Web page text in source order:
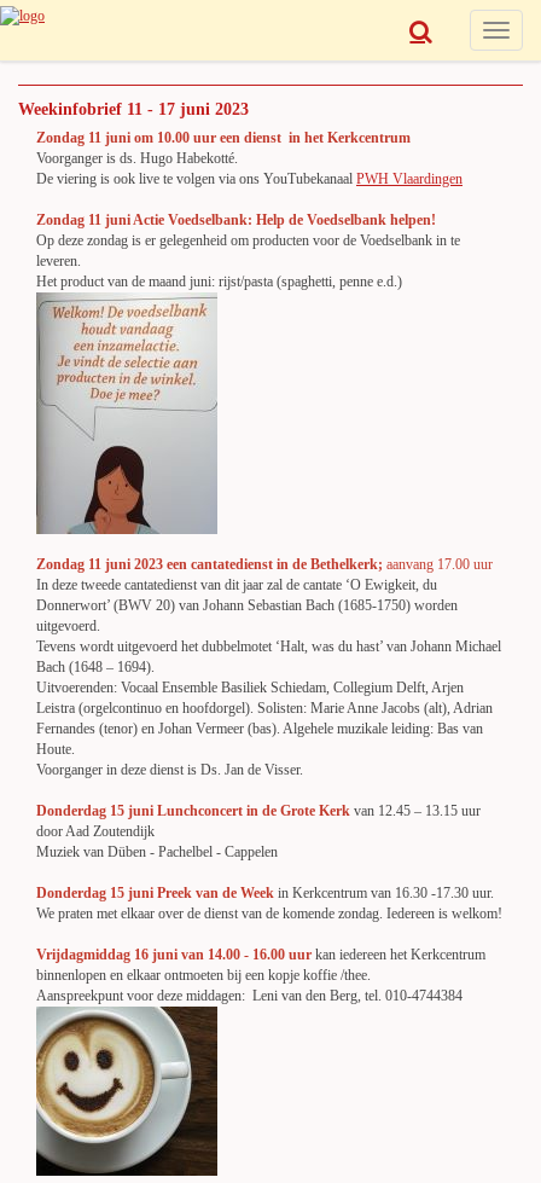
Toggle
Weekinfobrief 11 - 17 juni 2023
Zondag 11 juni om 10.00 uur een dienst in het Kerkcentrum
Voorganger is ds. Hugo Habekotté.
De viering is ook live te volgen via ons YouTubekanaal PWH Vlaardingen
Zondag 11 juni Actie Voedselbank: Help de Voedselbank helpen!
Op deze zondag is er gelegenheid om producten voor de Voedselbank in te
leveren.
Het product van de maand juni: rijst/pasta (spaghetti, penne e.d.)
Zondag 11 juni 2023 een cantatedienst in de Bethelkerk; aanvang 17.00 uur
In deze tweede cantatedienst van dit jaar zal de cantate ‘O Ewigkeit, du
Donnerwort’ (BWV 20) van Johann Sebastian Bach (1685-1750) worden
uitgevoerd.
Tevens wordt uitgevoerd het dubbelmotet ‘Halt, was du hast’ van Johann Michael
Bach (1648 – 1694).
Uitvoerenden: Vocaal Ensemble Basiliek Schiedam, Collegium Delft, Arjen
Leistra (orgelcontinuo en hoofdorgel). Solisten: Marie Anne Jacobs (alt), Adrian
Fernandes (tenor) en Johan Vermeer (bas). Algehele muzikale leiding: Bas van
Houte.
Voorganger in deze dienst is Ds. Jan de Visser.
Donderdag 15 juni Lunchconcert in de Grote Kerk van 12.45 – 13.15 uur
door Aad Zoutendijk
Muziek van Düben - Pachelbel - Cappelen
Donderdag 15 juni Preek van de Week in Kerkcentrum van 16.30 -17.30 uur.
We praten met elkaar over de dienst van de komende zondag. Iedereen is welkom!
Vrijdagmiddag 16 juni van 14.00 - 16.00 uur kan iedereen het Kerkcentrum
binnenlopen en elkaar ontmoeten bij een kopje koffie /thee.
Aanspreekpunt voor deze middagen: Leni van den Berg, tel. 010-4744384